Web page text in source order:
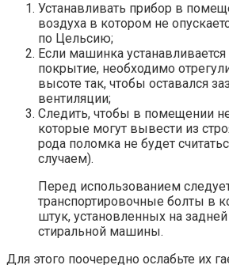
Устанавливать прибор в
воздуха в котором не
по Цельсию;
Если машинка
покрытие, необходимо
высоте так, чтобы оставался
вентиляции;
Следить, чтобы в помещении
которые могут вывести из
рода поломка не будет
случаем).
Перед использованием
транспортировочные болты в
штук, установленных на
стиральной машины.
Для этого поочередно ослабьте их